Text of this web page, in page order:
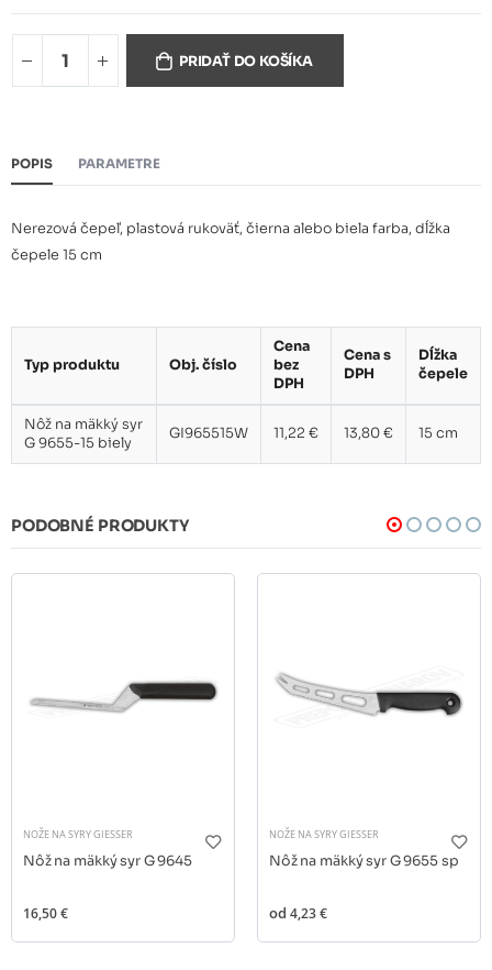
PRIDAŤ DO KOŠÍKA
POPIS PARAMETRE
Nerezová čepeľ, plastová rukoväť, čierna alebo biela farba, dĺžka
čepele 15 cm
Typ produktu Obj. číslo
Cena
bez
DPH
Cena s
DPH
Dĺžka
čepele
Nôž na mäkký syr
G 9655-15 biely
GI965515W 11,22 € 13,80 € 15 cm
PODOBNÉ PRODUKTY
NOŽE NA SYRY GIESSER
Nôž na mäkký syr G 9645
16,50 €
NOŽE NA SYRY GIESSER
Nôž na mäkký syr G 9655 sp
od 4,23 €